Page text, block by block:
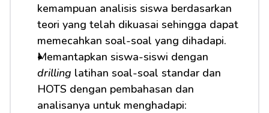
kemampuan analisis siswa berdasarkan
teori yang telah dikuasai sehingga dapat
memecahkan soal-soal yang dihadapi.
drilling latihan soal-soal standar dan
HOTS dengan pembahasan dan
analisanya untuk menghadapi: